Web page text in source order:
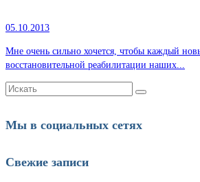
05.10.2013
Мне очень сильно хочется, чтобы каждый
восстановительной реабилитации наших...
Искать:
Мы в социальных сетях
Свежие записи